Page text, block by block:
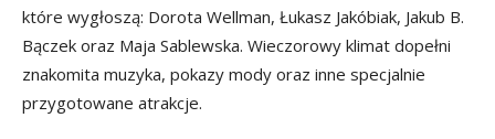
które wygłoszą: Dorota Wellman, Łukasz Jakóbiak, Jakub B.
Bączek oraz Maja Sablewska. Wieczorowy klimat dopełni
znakomita muzyka, pokazy mody oraz inne specjalnie
przygotowane atrakcje.